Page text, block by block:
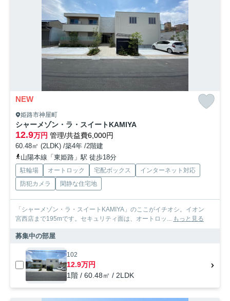
NEW
姫路市神屋町
シャーメゾン・ラ・スイートKAMIYA
12.9万円 管理/共益費6,000円
60.48㎡ (2LDK) /築4年 /2階建
山陽本線「東姫路」駅 徒歩18分
駐輪場 オートロック 宅配ボックス
インターネット対応
防犯カメラ
閑静な住宅地
「シャーメゾン・ラ・スイートKAMIYA」のここがイチオシ。イオン
宮西店まで195mです。セキュリティ面は、オートロッ... もっと見る
募集中の部屋
102
12.9万円
1階 / 60.48㎡ / 2LDK